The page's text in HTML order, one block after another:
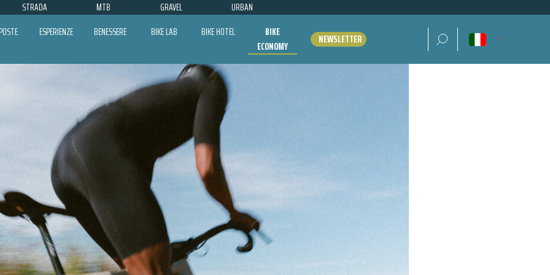
STRADA MTB GRAVEL URBAN
ESPERIENZE BENESSERE BIKE LAB BIKE HOTEL
BIKE
ECONOMY
NEWSLETTER Ricerca per: